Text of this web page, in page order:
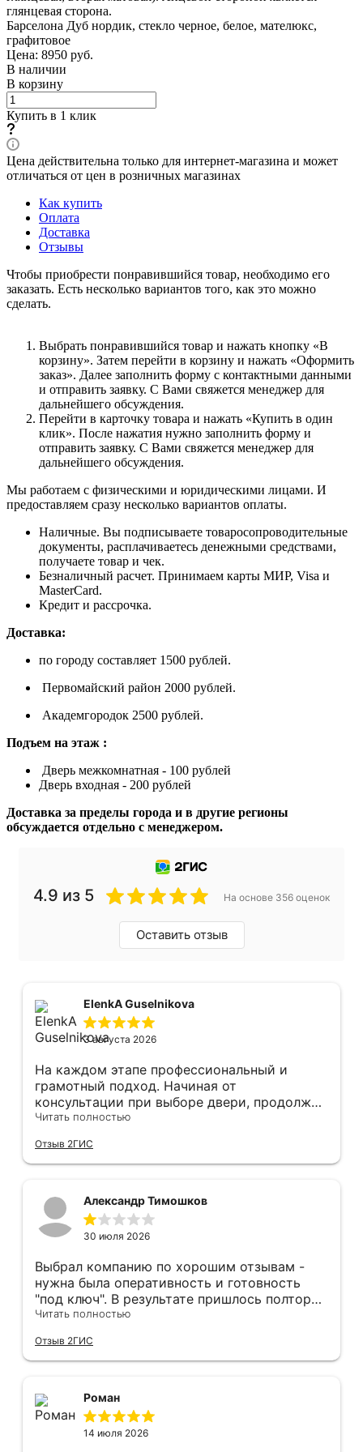
глянцевая сторона.
Барселона Дуб нордик, стекло черное, белое, мателюкс,
графитовое
Цена: 8950 руб.
В наличии
В корзину
Купить в 1 клик
Цена действительна только для интернет-магазина и может
отличаться от цен в розничных магазинах
Как купить
Оплата
Доставка
Отзывы
Чтобы приобрести понравившийся товар, необходимо его
заказать. Есть несколько вариантов того, как это можно
сделать.
Выбрать понравившийся товар и нажать кнопку «В
корзину». Затем перейти в корзину и нажать «Оформить
заказ». Далее заполнить форму с контактными данными
и отправить заявку. С Вами свяжется менеджер для
дальнейшего обсуждения.
Перейти в карточку товара и нажать «Купить в один
клик». После нажатия нужно заполнить форму и
отправить заявку. С Вами свяжется менеджер для
дальнейшего обсуждения.
Мы работаем с физическими и юридическими лицами. И
предоставляем сразу несколько вариантов оплаты.
Наличные. Вы подписываете товаросопроводительные
документы, расплачиваетесь денежными средствами,
получаете товар и чек.
Безналичный расчет. Принимаем карты МИР, Visa и
MasterCard.
Кредит и рассрочка.
Доставка:
по городу составляет 1500 рублей.
Первомайский район 2000 рублей.
Академгородок 2500 рублей.
Подъем на этаж :
Дверь межкомнатная - 100 рублей
Дверь входная - 200 рублей
Доставка за пределы города и в другие регионы
обсуждается отдельно с менеджером.
4.9 из 5 На основе 356 оценок
Оставить отзыв
ElenkA Guselnikova
3 августа 2026
На каждом этапе профессиональный и
грамотный подход. Начиная от
консультации при выборе двери, продолжая
оперативным замером, завершая быстрой и
оформление двери - отдельное спасибо!
Рекомендуем и планируем в дальнейшем, по
Читать полностью
Отзыв 2ГИС
Александр Тимошков
30 июля 2026
Выбрал компанию по хорошим отзывам -
нужна была оперативность и готовность
"под ключ". В результате пришлось полтора
часа потратить на уборку подъезда, так как
"утилизация старой двери" не входит
уборка выломанного деревянного косяка и
После предъявления претензии менеджеру
получил только недовольный звонок от
монтажника, никаких извинений и попыток
Читать полностью
Отзыв 2ГИС
Роман
14 июля 2026